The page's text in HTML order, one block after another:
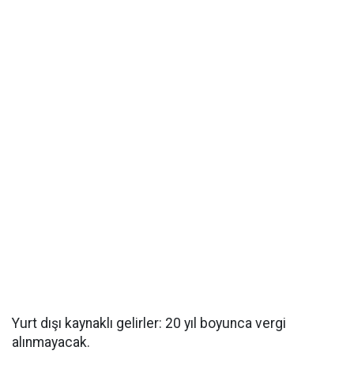
Yurt dışı kaynaklı gelirler: 20 yıl boyunca vergi
alınmayacak.